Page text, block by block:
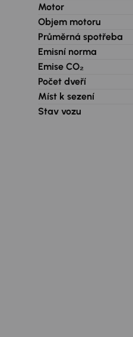
Motor
Objem motoru
Průměrná spotřeba
Emisní norma
Emise CO₂
Počet dveří
Míst k sezení
Stav vozu